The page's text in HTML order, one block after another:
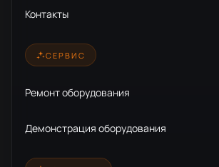
Контакты
СЕРВИС
Ремонт оборудования
Демонстрация оборудования